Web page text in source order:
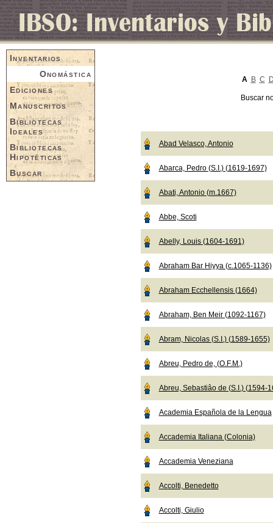
Inventarios
Onomástica
Ediciones
Manuscritos
Bibliotecas
Ideales
Bibliotecas
Hipotéticas
Buscar
A B C
Buscar
Abad Velasco, Antonio
Abarca, Pedro (S.I.) (1619-1697)
Abati, Antonio (m.1667)
Abbe, Scoti
Abelly, Louis (1604-1691)
Abraham Bar Hiyya (c.1065-1136)
Abraham Ecchellensis (1664)
Abraham, Ben Meir (1092-1167)
Abram, Nicolas (S.I.) (1589-1655)
Abreu, Pedro de, (O.F.M.)
Abreu, Sebastiâo de (S.I.) (1594-
Academia Española de la Lengua
Accademia Italiana (Colonia)
Accademia Veneziana
Accolti, Benedetto
Accolti, Giulio